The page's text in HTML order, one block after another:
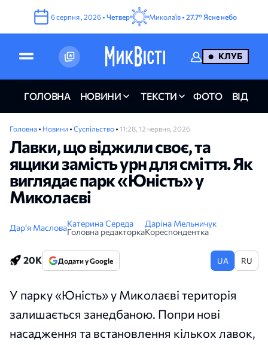
6серпня , 2026 • Четвер Миколаїв • 27.7° Ясне небо
КЛУБ
ГОЛОВНА НОВИНИ ТЕКСТИ ФОТО ВІДЕО
Головна • Новини • Суспільство • 11:28, 12 червня, 2026
Лавки, що віджили своє, та
ящики замість урн для сміття. Як
виглядає парк «Юність» у
Миколаєві
Дар‘я МасловаКатерина Середа
Головна редакторка
Даріна Мельничук
Кореспондентка
20K Додати у Google UA RU
У парку «Юність» у Миколаєві територія
залишається занедбаною. Попри нові
насадження та встановлення кількох лавок,